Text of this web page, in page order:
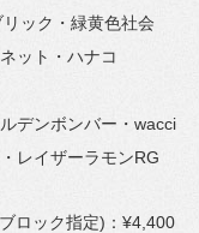
ック・緑黄色社会
ット・ハナコ
デンボンバー・wacci
レイザーラモンRG
ロック指定)：¥4,400